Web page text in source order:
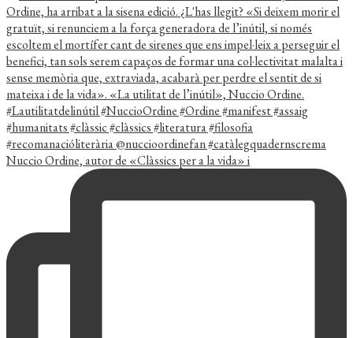
Nuccio Ordine, autor de «Clàssics per a la vida» i